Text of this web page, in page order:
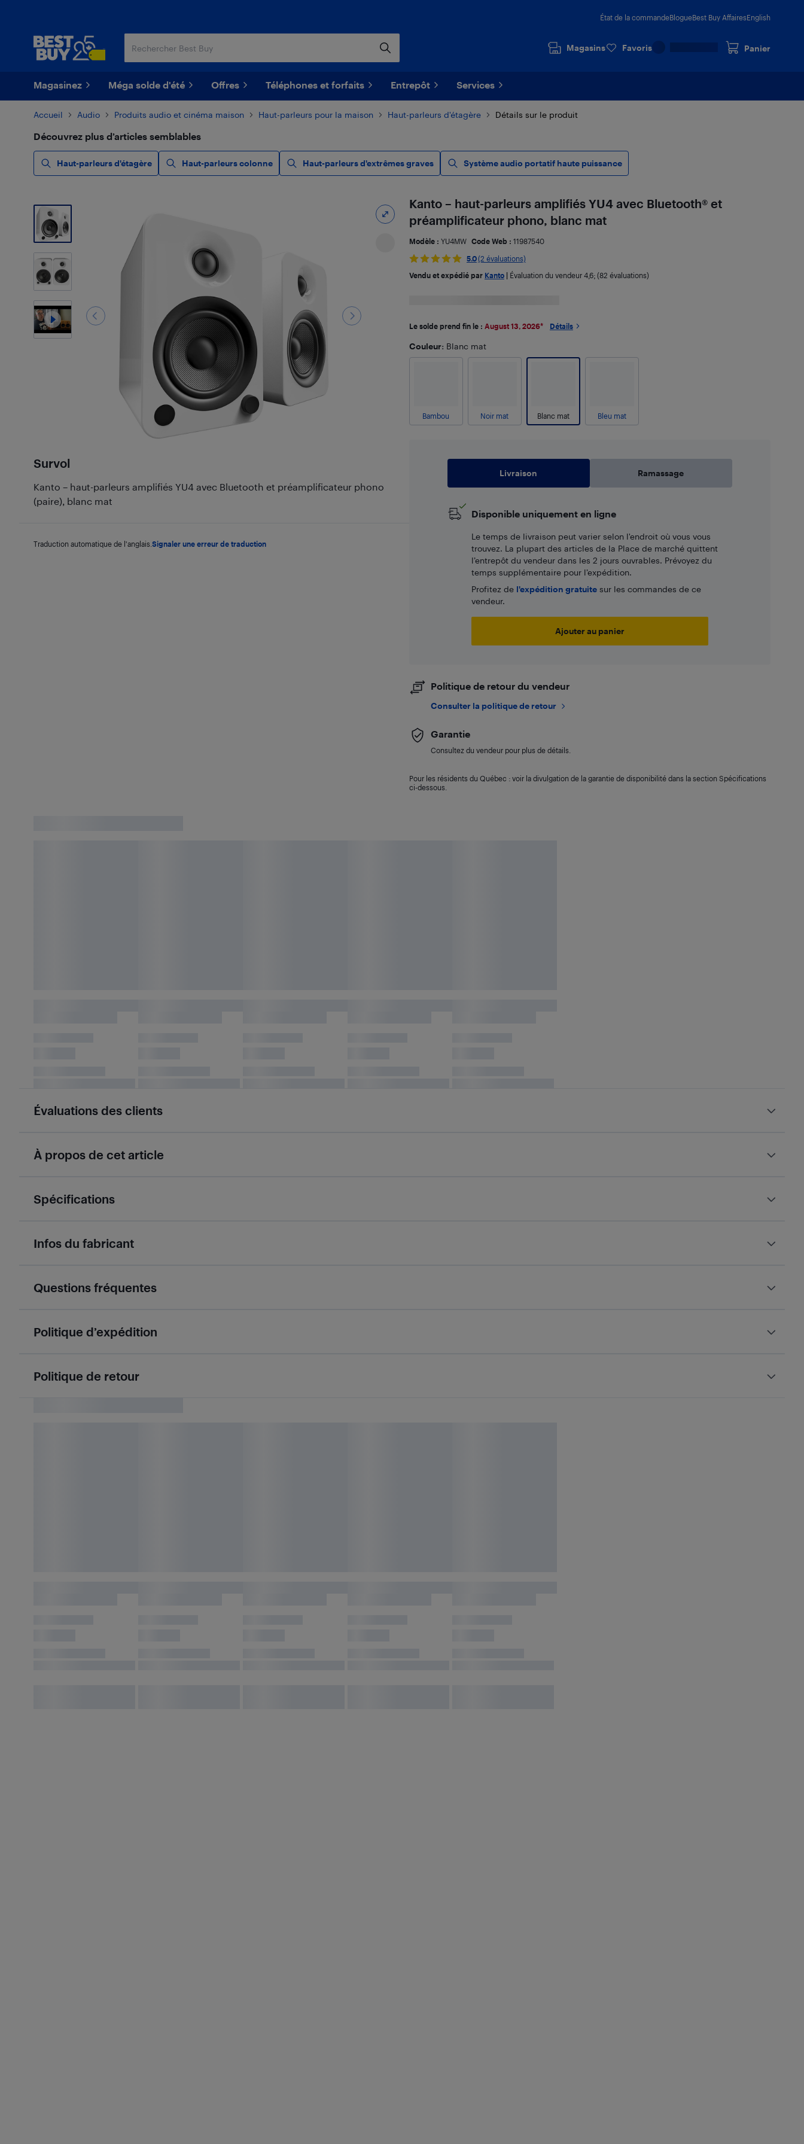
État de la commandeBlogueBest Buy AffairesEnglish
Magasins Favoris Panier
Magasinez Méga solde d'été Offres Téléphones et forfaits Entrepôt Services
Accueil Audio Produits audio et cinéma maison Haut-parleurs pour la maison Haut-parleurs d'étagère Détails sur le produit
Découvrez plus d’articles semblables
Haut-parleurs d'étagère Haut-parleurs colonne Haut-parleurs d'extrêmes graves Système audio portatif haute puissance
Survol
Kanto – haut-parleurs amplifiés YU4 avec Bluetooth et préamplificateur phono
(paire), blanc mat
Traduction automatique de l'anglais. Signaler une erreur de traduction
Kanto – haut-parleurs amplifiés YU4 avec Bluetooth® et
préamplificateur phono, blanc mat
Modèle : YU4MW Code Web : 11987540
5.0(2 évaluations)
Vendu et expédié par Kanto| Évaluation du vendeur 4,6; (82 évaluations)
Le solde prend fin le : August 13, 2026* Détails
Couleur: Blanc mat
Bambou Noir mat Blanc mat Bleu mat
Livraison Ramassage
Disponible uniquement en ligne
Le temps de livraison peut varier selon l'endroit où vous vous
trouvez. La plupart des articles de la Place de marché quittent
l’entrepôt du vendeur dans les 2 jours ouvrables. Prévoyez du
temps supplémentaire pour l’expédition.
Profitez de l'expédition gratuitesur les commandes de ce
vendeur.
Ajouter au panier
Politique de retour du vendeur
Consulter la politique de retour
Garantie
Consultez du vendeur pour plus de détails.
Pour les résidents du Québec : voir la divulgation de la garantie de disponibilité dans la section Spécifications
ci-dessous.
Évaluations des clients
À propos de cet article
Spécifications
Infos du fabricant
Questions fréquentes
Politique d’expédition
Politique de retour